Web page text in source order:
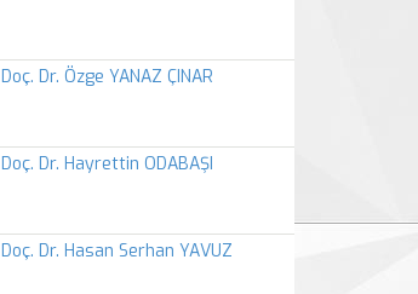
Doç. Dr. Özge YANAZ ÇINAR
Doç. Dr. Hayrettin ODABAŞI
Doç. Dr. Hasan Serhan YAVUZ